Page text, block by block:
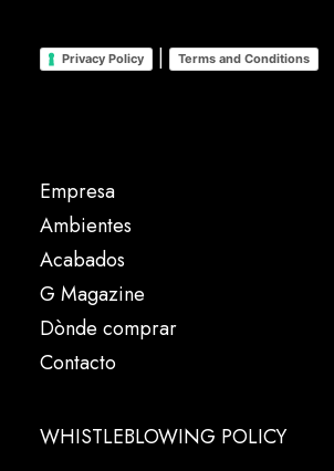
Privacy Policy | Terms and Conditions
Empresa
Ambientes
Acabados
G Magazine
Dònde comprar
Contacto
WHISTLEBLOWING POLICY